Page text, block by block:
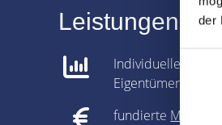
der
Leistungen für
Individuelle
Eigentümer
fundierte